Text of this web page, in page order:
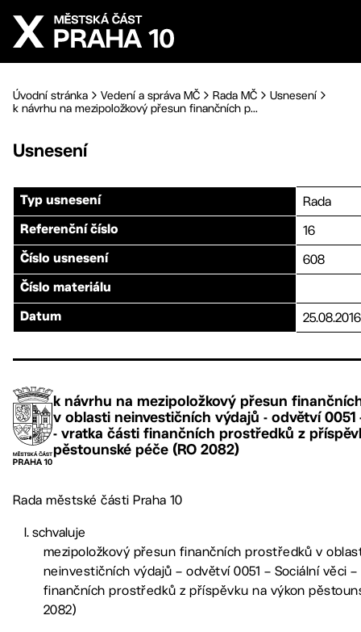
Přejít na hlavní obsah
Úvodní stránka Vedení a správa MČ Rada MČ
Usnesení
k návrhu na mezipoložkový přesun finančních p...
Usnesení
Typ usnesení Rada
Referenční číslo 16
Číslo usnesení 608
Číslo materiálu
Datum 25.08.2016
k návrhu na mezipoložkový přesun
v oblasti neinvestičních výdajů - odvětví 0051
- vratka části finančních prostředků z
pěstounské péče (RO 2082)
Rada městské části Praha 10
schvaluje
mezipoložkový přesun finančních prostředků v
neinvestičních výdajů – odvětví 0051 – Sociální věci
finančních prostředků z příspěvku na výkon
2082)